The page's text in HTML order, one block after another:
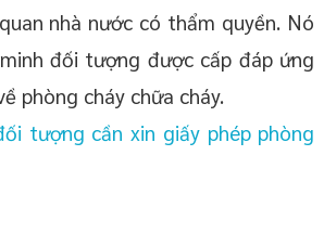
nhà nước có thẩm quyền. Nó
đối tượng được cấp đáp ứng
phòng cháy chữa cháy.
tượng cần xin giấy phép phòng